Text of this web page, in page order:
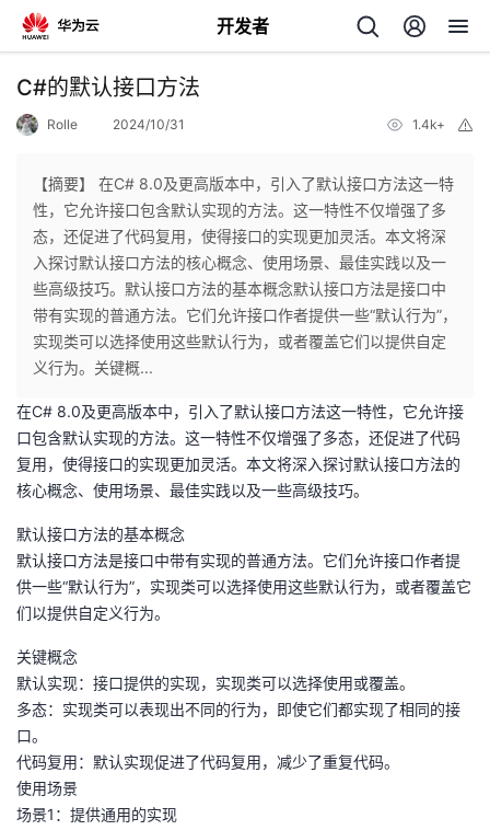
开发者
返
个
人
主
页
我
的
开
发
者
我
博
的
坛
我
圈
的
我
我
的
开
发
者
堂
的
我
我
的
Programs
我
的
支
我
技
的
C#的默认接口方法
Rolle 2024/10/31 1.4k+
【摘要】 在C# 8.0及更高版本中，引入了默认接口方法这一特
性，它允许接口包含默认实现的方法。这一特性不仅增强了多
态，还促进了代码复用，使得接口的实现更加灵活。本文将深
入探讨默认接口方法的核心概念、使用场景、最佳实践以及一
些高级技巧。默认接口方法的基本概念默认接口方法是接口中
带有实现的普通方法。它们允许接口作者提供一些“默认行为”，
实现类可以选择使用这些默认行为，或者覆盖它们以提供自定
义行为。关键概...
在C# 8.0及更高版本中，引入了默认接口方法这一特性，它允许接
口包含默认实现的方法。这一特性不仅增强了多态，还促进了代码
复用，使得接口的实现更加灵活。本文将深入探讨默认接口方法的
核心概念、使用场景、最佳实践以及一些高级技巧。
默认接口方法的基本概念
默认接口方法是接口中带有实现的普通方法。它们允许接口作者提
供一些“默认行为”，实现类可以选择使用这些默认行为，或者覆盖它
们以提供自定义行为。
关键概念
默认实现：接口提供的实现，实现类可以选择使用或覆盖。
多态：实现类可以表现出不同的行为，即使它们都实现了相同的接
口。
代码复用：默认实现促进了代码复用，减少了重复代码。
使用场景
场景1：提供通用的实现